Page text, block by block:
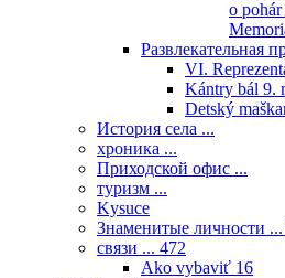
o
Развлекательная
VI.
Kántry bál 9.
Detský
История села ...
хроника ...
Приходской офис ...
туризм ...
Kysuce
Знаменитые личности ...
связи ... 472
Ako vybaviť 16